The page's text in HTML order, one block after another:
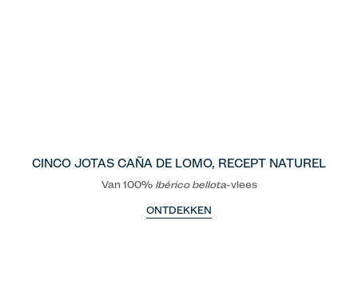
CINCO JOTAS CAÑA DE LOMO, RECEPT NATUREL
Van 100% Ibérico bellota-vlees
ONTDEKKEN